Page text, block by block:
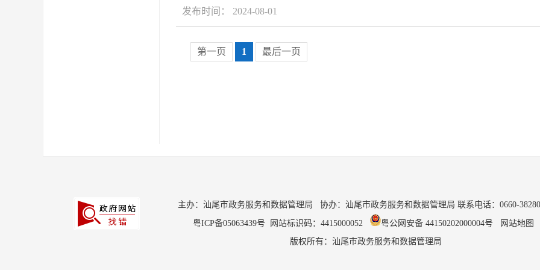
发布时间： 2024-08-01
第一页 1 最后一页
主办：汕尾市政务服务和数据管理局 协办：汕尾市政务服务和数据管理局 联系电话：0660-
粤ICP备05063439号 网站标识码：4415000052 粤公网安备 44150202000004号
网站地图
版权所有：汕尾市政务服务和数据管理局